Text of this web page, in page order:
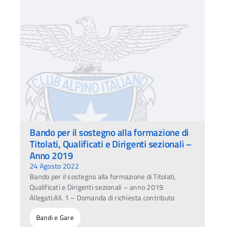
Bando per il sostegno alla formazione di
Titolati, Qualificati e Dirigenti sezionali –
Anno 2019
24 Agosto 2022
Bando per il sostegno alla formazione di Titolati,
Qualificati e Dirigenti sezionali – anno 2019
Allegati:All. 1 – Domanda di richiesta contributo
Bandi e Gare